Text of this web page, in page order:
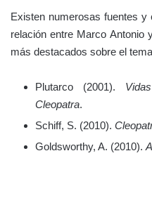
Existen numerosas fuentes
relación entre Marco Antonio
más destacados sobre el
Plutarco (2001).
Cleopatra.
Schiff, S. (2010).
Goldsworthy, A. (2010).